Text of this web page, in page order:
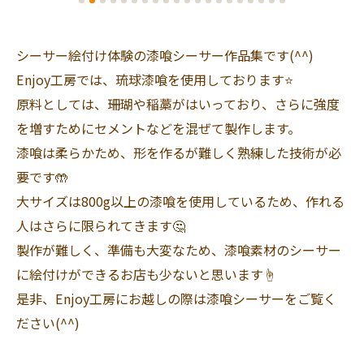
シーサー絵付け体験の漆喰シーサー作品集です(^^)
Enjoy工房では、琉球漆喰を使用しております⭐️
原料としては、珊瑚や稲藁がはいっており、さらに強度
を増すためにセメントなどを混ぜて製作します。
漆喰は柔らかため、形を作るが難しく熟練した技術が必
要です🤲
大サイズは800g以上の漆喰を使用しているため、作れる
人はさらに限られてきます🤔
製作が難しく、準備も大変なため、漆喰素材のシーサー
に絵付けができるお店も少ないと思います☝️
是非、Enjoy工房にお越しの際は漆喰シーサーをご覧く
ださい(^^)